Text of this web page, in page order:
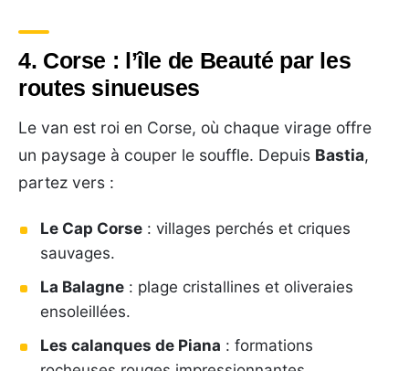
4. Corse : l’île de Beauté par les
routes sinueuses
Le van est roi en Corse, où chaque virage offre
un paysage à couper le souffle. Depuis Bastia,
partez vers :
Le Cap Corse : villages perchés et criques
sauvages.
La Balagne : plage cristallines et oliveraies
ensoleillées.
Les calanques de Piana : formations